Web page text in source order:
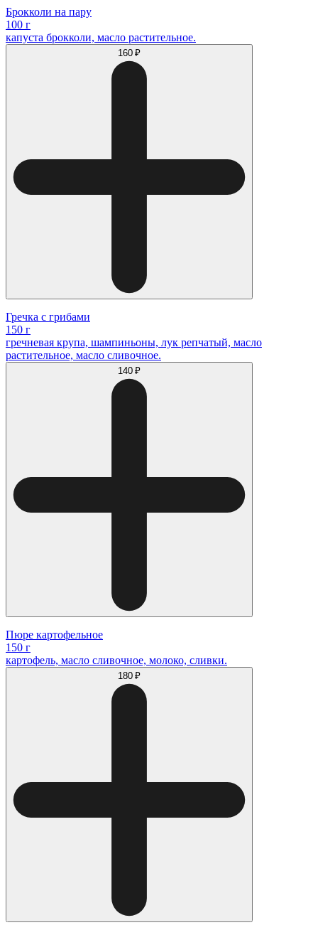
Брокколи на пару
100 г
капуста брокколи, масло растительное.
160 ₽
Гречка с грибами
150 г
гречневая крупа, шампиньоны, лук репчатый, масло
растительное, масло сливочное.
140 ₽
Пюре картофельное
150 г
картофель, масло сливочное, молоко, сливки.
180 ₽